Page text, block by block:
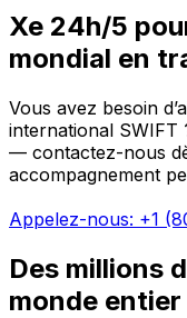
Xe 24h/5
mondial en
Vous avez besoin
international SWIFT
— contactez-nous
accompagnement
Appelez-nous: +1
Des millions
monde